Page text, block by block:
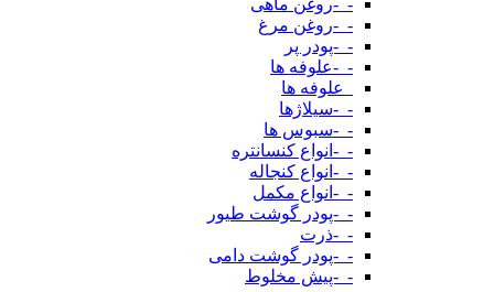
-_-روغن ماهی
-_-روغن مرغ
-_-پودر پر
-_-علوفه ها
_علوفه ها
-_-سیلاژها
-_-سبوس ها
-_-انواع کنسانتره
-_-انواع کنجاله
-_-انواع مکمل
-_-پودر گوشت طیور
-_-ذرت
-_-پودر گوشت دامی
-_-پیش مخلوط